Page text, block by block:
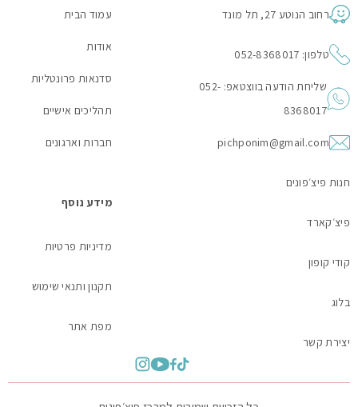
רחוב הנוטע 27, תל מונד
טלפון: 052-8368017
שליחת הודעה בווצטאפ: 052-
8368017
pichponim@gmail.com
עמוד הבית
אודות
סדנאות פרונטליות
תהליכים אישיים
חברות וארגונים
חנות פיצ׳פונים
פיצ׳קארד
קודי קופון
בלוג
יצירת קשר
מידע נוסף
מדיניות פרטיות
תקנון ותנאי שימוש
מפת אתר